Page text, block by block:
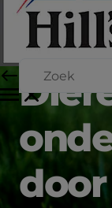
door